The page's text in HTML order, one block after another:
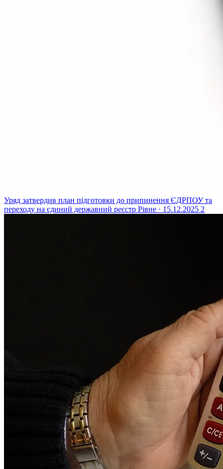
Уряд затвердив план підготовки до припинення ЄДРПОУ та
переходу на єдиний державний реєстр Рівне · 15.12.2025 2